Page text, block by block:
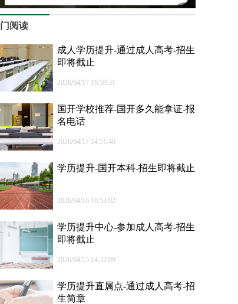
阅读
成人学历提升-通过成人高考-招生
即将截止
2026/04/17 16:59:31
国开学校推荐-国开多久能拿证-报
名电话
2026/04/17 14:51:40
学历提升-国开本科-招生即将截止
2026/04/16 10:53:02
学历提升中心-参加成人高考-招生
即将截止
2026/04/15 14:32:09
学历提升直属点-通过成人高考-招
生简章